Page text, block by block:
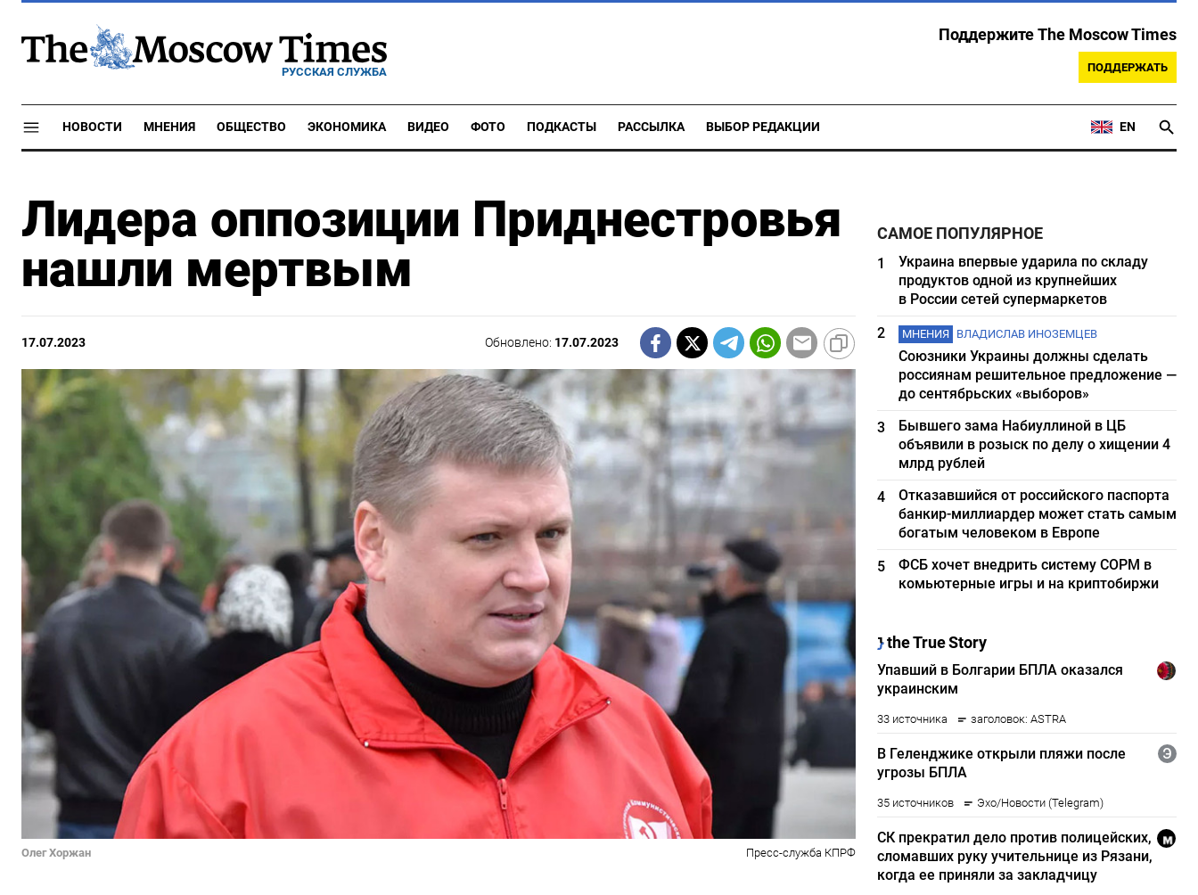
РУССКАЯ СЛУЖБА
Поддержите The Moscow Times
ПОДДЕРЖАТЬ
НОВОСТИ МНЕНИЯ ОБЩЕСТВО ЭКОНОМИКА ВИДЕО ФОТО ПОДКАСТЫ РАССЫЛКА ВЫБОР РЕДАКЦИИ EN
Лидера оппозиции Приднестровья
нашли мертвым
17.07.2023 Обновлено: 17.07.2023
Олег Хоржан Пресс-служба КПРФ
САМОЕ ПОПУЛЯРНОЕ
1
Украина впервые ударила по складу
продуктов одной из крупнейших
в России сетей супермаркетов
2
МНЕНИЯ ВЛАДИСЛАВ ИНОЗЕМЦЕВ
Союзники Украины должны сделать
россиянам решительное предложение —
до сентябрьских «выборов»
3
Бывшего зама Набиуллиной в ЦБ
объявили в розыск по делу о хищении 4
млрд рублей
4
Отказавшийся от российского паспорта
банкир-миллиардер может стать самым
богатым человеком в Европе
5
ФСБ хочет внедрить систему СОРМ в
комьютерные игры и на криптобиржи